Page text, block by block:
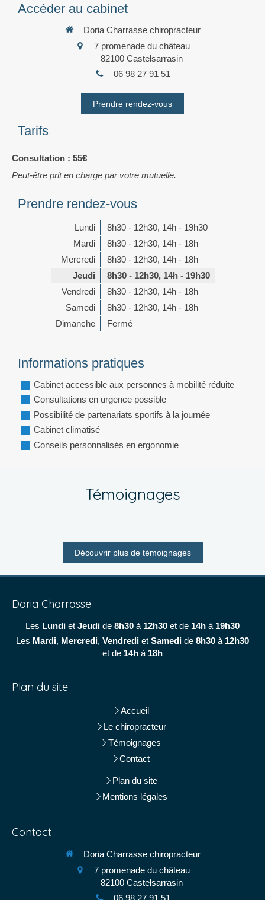
Accéder au cabinet
Doria Charrasse chiropracteur
7 promenade du château
82100 Castelsarrasin
06 98 27 91 51
Prendre rendez-vous
Tarifs
Consultation : 55€
Peut-être prit en charge par votre mutuelle.
Prendre rendez-vous
Lundi 8h30 - 12h30, 14h - 19h30
Mardi
8h30 - 12h30, 14h - 18h
Mercredi
8h30 - 12h30, 14h - 18h
Jeudi
8h30 - 12h30, 14h - 19h30
Vendredi
8h30 - 12h30, 14h - 18h
Samedi
8h30 - 12h30, 14h - 18h
Dimanche
Fermé
Informations pratiques
Cabinet accessible aux personnes à mobilité réduite
Consultations en urgence possible
Possibilité de partenariats sportifs à la journée
Cabinet climatisé
Conseils personnalisés en ergonomie
Témoignages
Découvrir plus de témoignages
Doria Charrasse
Les Lundi et Jeudi de 8h30 à 12h30 et de 14h à 19h30
Les Mardi, Mercredi, Vendredi et Samedi de 8h30 à 12h30
et de 14h à 18h
Plan du site
Accueil
Le chiropracteur
Témoignages
Contact
Plan du site
Mentions légales
Contact
Doria Charrasse chiropracteur
7 promenade du château
82100 Castelsarrasin